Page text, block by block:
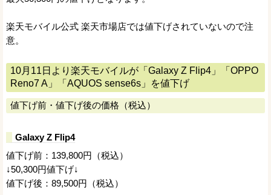
楽天モバイル公式 楽天市場店では値下げされていないので注
意。
10月11日より楽天モバイルが「Galaxy Z Flip4」「OPPO
Reno7 A」「AQUOS sense6s」を値下げ
値下げ前・値下げ後の価格（税込）
Galaxy Z Flip4
値下げ前：139,800円（税込）
↓50,300円値下げ↓
値下げ後：89,500円（税込）